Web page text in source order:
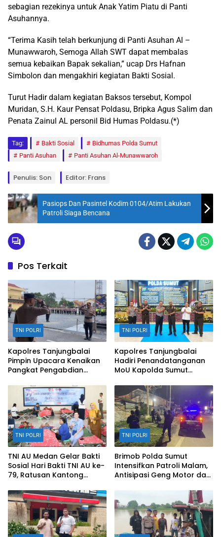
sebagian rezekinya untuk Anak Yatim Piatu di Panti
Asuhannya.
“Terima Kasih telah berkunjung di Panti Asuhan Al –
Munawwaroh, Semoga Allah SWT dapat membalas
semua kebaikan Bapak sekalian,” ucap Drs Hafnan
Simbolon dan mengakhiri kegiatan Bakti Sosial.
Turut Hadir dalam kegiatan Baksos tersebut, Kompol
Muridan, S.H. Kaur Pensat Poldasu, Bripka Agus Salim dan
Penata Zainul AL personil Bid Humas Poldasu.(*)
Tag: Bakti Sosial
Bidhumas Polda Sumut
Panti Asuhan
Panti Asuhan Al-Munawwaroh
Penulis: Son Editor: Frans
Pasiops Dan Pasintel Kodim 0104/Atim Lakukan
Patroli Siaga Bencana
Pos Terkait
TNI POLRI
Kapolres Tanjungbalai
Pimpin Upacara Kenaikan
Pangkat Pengabdian
TNI POLRI
Kapolres Tanjungbalai
Hadiri Penandatanganan
MoU Kapolda Sumut
TNI POLRI
TNI AU Medan Gelar Bakti
Sosial Hari Bakti TNI AU ke-
79, Ratusan Kantong
Dikumpulkan
TNI POLRI
Brimob Polda Sumut
Intensifkan Patroli Malam,
Antisipasi Geng Motor dan